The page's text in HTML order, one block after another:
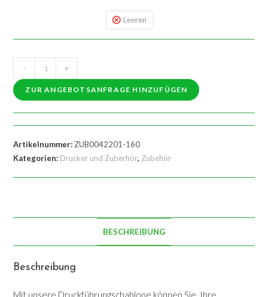
Leeren
Druckführungsschablone
Menge
- +
ZUR ANGEBOTSANFRAGE HINZUFÜGEN
Artikelnummer: ZUB0042201-160
Kategorien: Drucker und Zuberhör, Zubehör
BESCHREIBUNG
Beschreibung
Mit unsere Druckführungschablone können Sie, Ihre